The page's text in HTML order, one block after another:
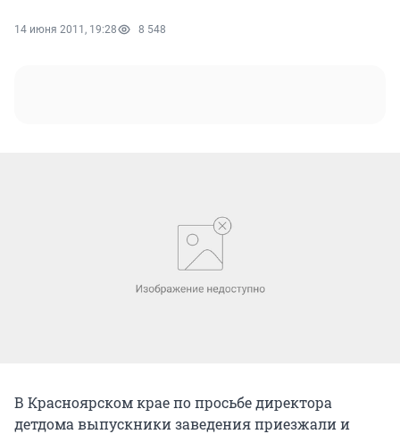
14 июня 2011, 19:28 8 548
В Красноярском крае по просьбе директора
детдома выпускники заведения приезжали и